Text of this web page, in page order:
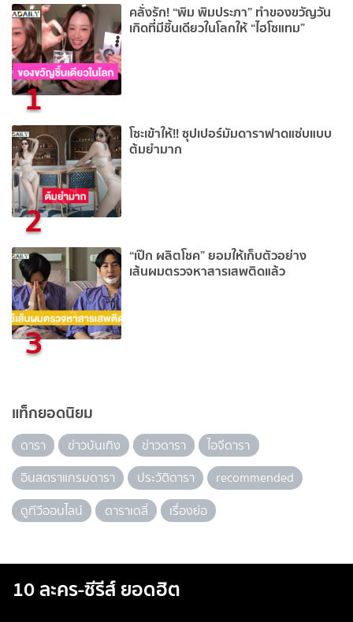
1
คลั่งรัก! “พิม พิมประภา” ทำของขวัญวัน
เกิดที่มีชิ้นเดียวในโลกให้ “ไฮโซแทม”
2
โซะเข้าให้!! ซุปเปอร์มัมดาราฟาดแซ่บแบบ
ต้มยำมาก
3
“เป๊ก ผลิตโชค” ยอมให้เก็บตัวอย่าง
เส้นผมตรวจหาสารเสพติดแล้ว
แท็กยอดนิยม
ดารา ข่าวบันเทิง ข่าวดารา
ไอจีดารา
อินสตราแกรมดารา
ประวัติดารา
recommended
ดูทีวีออนไลน์
ดาราเดลี่ เรื่องย่อ
10 ละคร-ซีรีส์ ยอดฮิต